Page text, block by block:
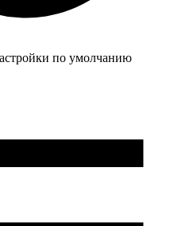
по умолчанию